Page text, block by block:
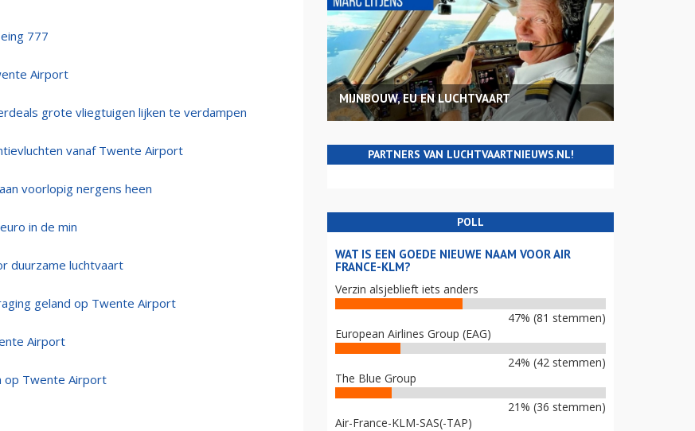
777
Airport
grote vliegtuigen lijken te verdampen
vanaf Twente Airport
voorlopig nergens heen
in de min
duurzame luchtvaart
geland op Twente Airport
Airport
op Twente Airport
MIJNBOUW, EU EN LUCHTVAART
PARTNERS VAN LUCHTVAARTNIEUWS.NL!
POLL
WAT IS EEN GOEDE NIEUWE NAAM VOOR AIR
FRANCE-KLM?
Verzin alsjeblieft iets anders
47% (81 stemmen)
European Airlines Group (EAG)
24% (42 stemmen)
The Blue Group
21% (36 stemmen)
Air-France-KLM-SAS(-TAP)